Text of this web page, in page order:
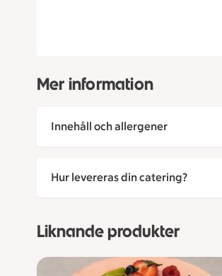
Mer information
Innehåll och allergener
Hur levereras din catering?
Liknande produkter